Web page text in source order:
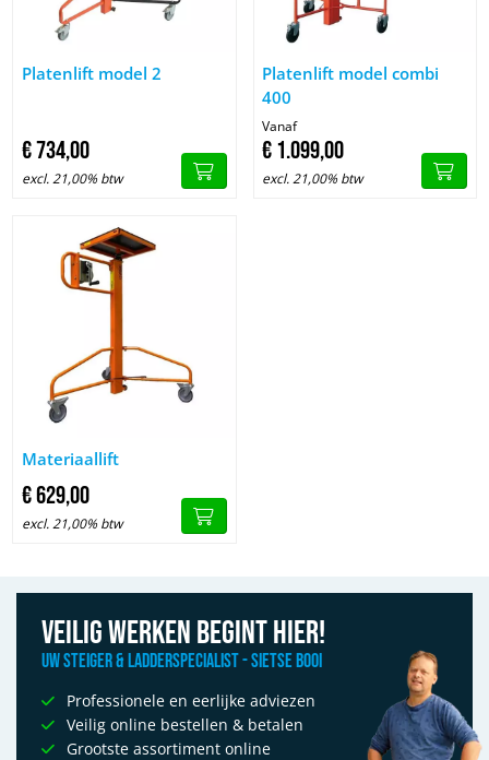
Afbeelding Platenlift model 2
Platenlift model 2
€734,00
excl. 21,00% btw
Afbeelding Platenlift model
Platenlift model combi
400
Vanaf
€1.099,00
excl. 21,00% btw
Afbeelding Materiaallift
Materiaallift
€629,00
excl. 21,00% btw
Veilig werken begint hier!
Uw Steiger & Ladderspecialist - Sietse Booi
Professionele en eerlijke adviezen
Veilig online bestellen & betalen
Grootste assortiment online